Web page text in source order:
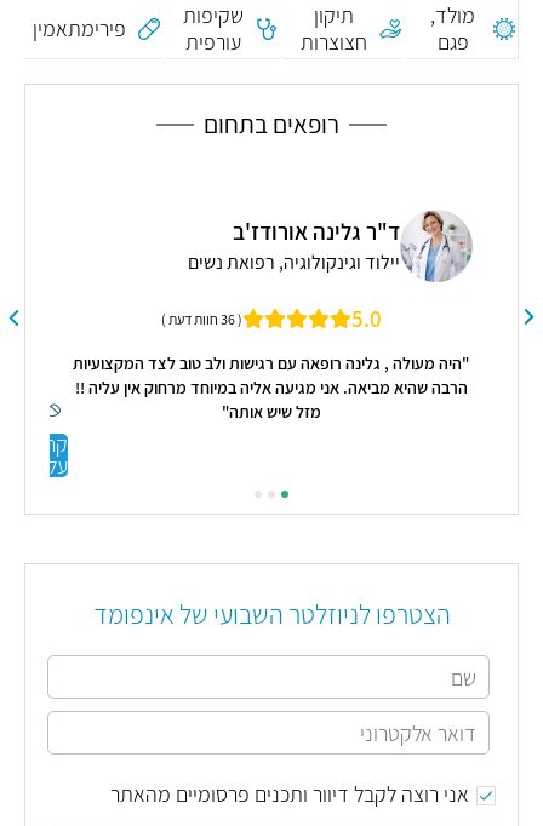
מולד,
פגם
מלידה,
תיקון
חצוצרות
שקיפות
עורפית
פירימתאמין
רופאים בתחום
ד"ר גלינה אורודז'ב
יילוד וגינקולוגיה, רפואת נשים
5.0 ( 36 חוות דעת )
"היה מעולה , גלינה רופאה עם רגישות ולב טוב לצד המקצועיות
הרבה שהיא מביאה. אני מגיעה אליה במיוחד מרחוק אין עליה !!
מזל שיש אותה"
קראו
עליי
הצטרפו לניוזלטר השבועי של אינפומד
אני רוצה לקבל דיוור ותכנים פרסומיים מהאתר